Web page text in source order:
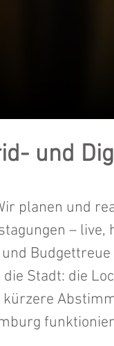
und
planen und
– live,
Budgettreue
Stadt: die